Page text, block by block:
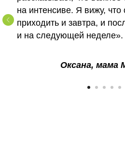
на интенсиве. Я вижу, что
приходить и завтра, и
и на следующей неделе».
Оксана, мама